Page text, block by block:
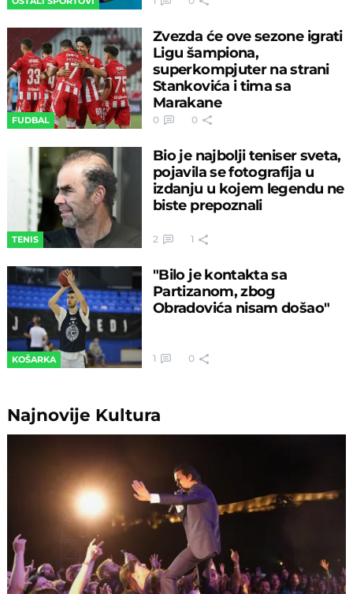
FUDBAL
Zvezda će ove sezone igrati
Ligu šampiona,
superkompjuter na strani
Stankovića i tima sa
Marakane
0 0
TENIS
Bio je najbolji teniser sveta,
pojavila se fotografija u
izdanju u kojem legendu ne
biste prepoznali
2 1
KOŠARKA
"Bilo je kontakta sa
Partizanom, zbog
Obradovića nisam došao"
1 0
Najnovije Kultura